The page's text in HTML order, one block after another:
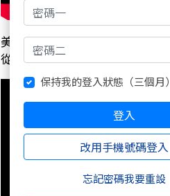
美股財報可以怎麼做？
從輝達財報學事件交易
保持我的登入狀態（三個月）
登入
改用手機號碼登入
忘記密碼我要重設